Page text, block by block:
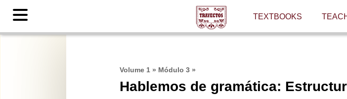
TEXTBOOKS
Volume 1» Módulo 3»
Hablemos de gramática: